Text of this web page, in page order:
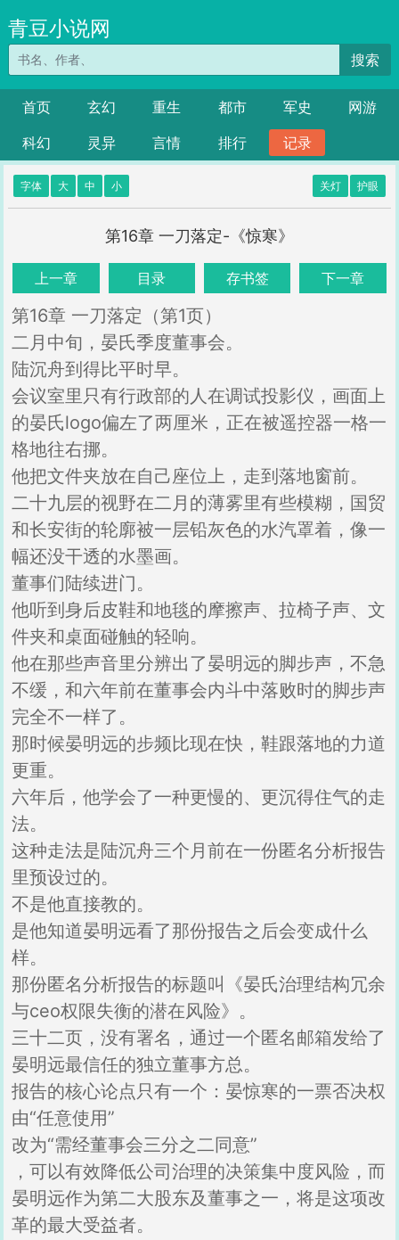
青豆小说网
搜索
首页 玄幻 重生 都市 军史
网游
科幻
灵异 言情 排行 记录
字体 大 中 小 关灯 护眼
第16章 一刀落定-《惊寒》
上一章 目录 存书签 下一章
第16章 一刀落定（第1页）
二月中旬，晏氏季度董事会。
陆沉舟到得比平时早。
会议室里只有行政部的人在调试投影仪，画面上
的晏氏logo偏左了两厘米，正在被遥控器一格一
格地往右挪。
他把文件夹放在自己座位上，走到落地窗前。
二十九层的视野在二月的薄雾里有些模糊，国贸
和长安街的轮廓被一层铅灰色的水汽罩着，像一
幅还没干透的水墨画。
董事们陆续进门。
他听到身后皮鞋和地毯的摩擦声、拉椅子声、文
件夹和桌面碰触的轻响。
他在那些声音里分辨出了晏明远的脚步声，不急
不缓，和六年前在董事会内斗中落败时的脚步声
完全不一样了。
那时候晏明远的步频比现在快，鞋跟落地的力道
更重。
六年后，他学会了一种更慢的、更沉得住气的走
法。
这种走法是陆沉舟三个月前在一份匿名分析报告
里预设过的。
不是他直接教的。
是他知道晏明远看了那份报告之后会变成什么
样。
那份匿名分析报告的标题叫《晏氏治理结构冗余
与ceo权限失衡的潜在风险》。
三十二页，没有署名，通过一个匿名邮箱发给了
晏明远最信任的独立董事方总。
报告的核心论点只有一个：晏惊寒的一票否决权
由“任意使用”
改为“需经董事会三分之二同意”
，可以有效降低公司治理的决策集中度风险，而
晏明远作为第二大股东及董事之一，将是这项改
革的最大受益者。